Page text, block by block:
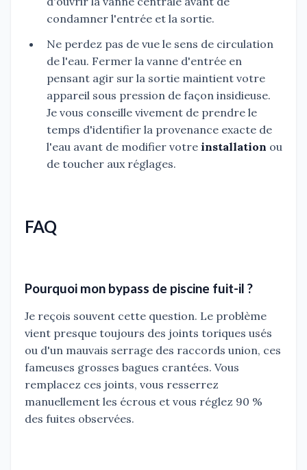
condamner l'entrée et la sortie.
Ne perdez pas de vue le sens de circulation
de l'eau. Fermer la vanne d'entrée en
pensant agir sur la sortie maintient votre
appareil sous pression de façon insidieuse.
Je vous conseille vivement de prendre le
temps d'identifier la provenance exacte de
l'eau avant de modifier votre installation ou
de toucher aux réglages.
FAQ
Pourquoi mon bypass de piscine fuit-il ?
Je reçois souvent cette question. Le problème
vient presque toujours des joints toriques usés
ou d'un mauvais serrage des raccords union, ces
fameuses grosses bagues crantées. Vous
remplacez ces joints, vous resserrez
manuellement les écrous et vous réglez 90 %
des fuites observées.